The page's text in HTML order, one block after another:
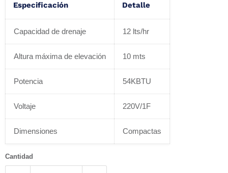
Especificación Detalle
Capacidad de drenaje 12 lts/hr
Altura máxima de elevación 10 mts
Potencia 54KBTU
Voltaje 220V/1F
Dimensiones Compactas
Cantidad